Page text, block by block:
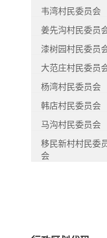
韦湾村民委员会
姜先沟村民委员
漆树园村民委员
大范庄村民委员
杨湾村民委员会
韩店村民委员会
马沟村民委员会
移民新村村民委
会